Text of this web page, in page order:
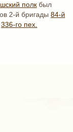
полк был
2-й бригады 84-й
336-го пех.